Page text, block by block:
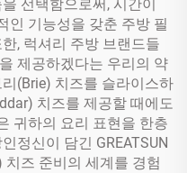
선택함으로써, 시간이
인 기능성을 갖춘 주방 필
, 럭셔리 주방 브랜드들
제공하겠다는 우리의 약
(Brie) 치즈를 슬라이스하
치즈를 제공할 때에도
귀하의 요리 표현을 한층
정신이 담긴 GREATSUN
즈 준비의 세계를 경험